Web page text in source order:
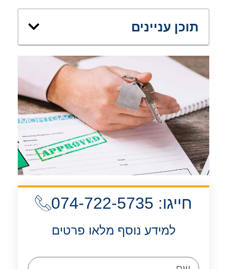
תוכן עניינים
חייגו: 074-722-5735
למידע נוסף מלאו פרטים